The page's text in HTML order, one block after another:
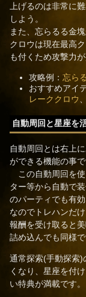
上げるのは非常に
しよう。
また、忘らるる金
クロウは現在最高
も付くため攻撃力が
攻略例：忘ら
おすすめアイ
レーククロウ
自動周回と星座を
自動周回とは右上
ができる機能の事で
この自動周回を使
ター等から自動で
のパーティでも有効
なのでトレハンだ
報酬を受け取ると
詰め込んでも同様で
通常探索(手動探索)
くなり、星座を付
い特典が満載です。